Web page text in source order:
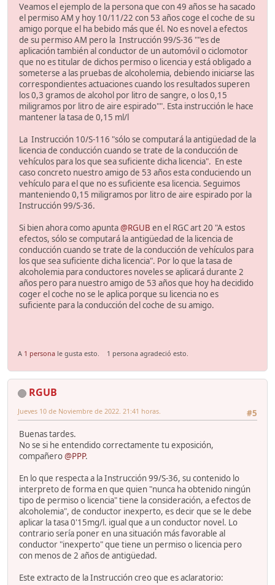
Veamos el ejemplo de la persona que con 49 años se ha sacado
el permiso AM y hoy 10/11/22 con 53 años coge el coche de su
amigo porque el ha bebido más que él. No es novel a efectos
de su permiso AM pero la Instrucción 99/S-36 ""es de
aplicación también al conductor de un automóvil o ciclomotor
que no es titular de dichos permiso o licencia y está obligado a
someterse a las pruebas de alcoholemia, debiendo iniciarse las
correspondientes actuaciones cuando los resultados superen
los 0,3 gramos de alcohol por litro de sangre, o los 0,15
miligramos por litro de aire espirado"". Esta instrucción le hace
mantener la tasa de 0,15 ml/l
La Instrucción 10/S-116 "sólo se computará la antigüedad de la
licencia de conducción cuando se trate de la conducción de
vehículos para los que sea suficiente dicha licencia". En este
caso concreto nuestro amigo de 53 años esta conduciendo un
vehículo para el que no es suficiente esa licencia. Seguimos
manteniendo 0,15 miligramos por litro de aire espirado por la
Instrucción 99/S-36.
Si bien ahora como apunta@RGUB en el RGC art 20 "A estos
efectos, sólo se computará la antigüedad de la licencia de
conducción cuando se trate de la conducción de vehículos para
los que sea suficiente dicha licencia". Por lo que la tasa de
alcoholemia para conductores noveles se aplicará durante 2
años pero para nuestro amigo de 53 años que hoy ha decidido
coger el coche no se le aplica porque su licencia no es
suficiente para la conducción del coche de su amigo.
A 1 persona le gusta esto. 1 persona agradeció esto.
RGUB
#5
Jueves 10 de Noviembre de 2022. 21:41 horas.
Buenas tardes.
No se si he entendido correctamente tu exposición,
compañero@PPP.
En lo que respecta a la Instrucción 99/S-36, su contenido lo
interpreto de forma en que quien "nunca ha obtenido ningún
tipo de permiso o licencia" tiene la consideración, a efectos de
alcoholemia", de conductor inexperto, es decir que se le debe
aplicar la tasa 0'15mg/l. igual que a un conductor novel. Lo
contrario sería poner en una situación más favorable al
conductor "inexperto" que tiene un permiso o licencia pero
con menos de 2 años de antigüedad.
Este extracto de la Instrucción creo que es aclaratorio: